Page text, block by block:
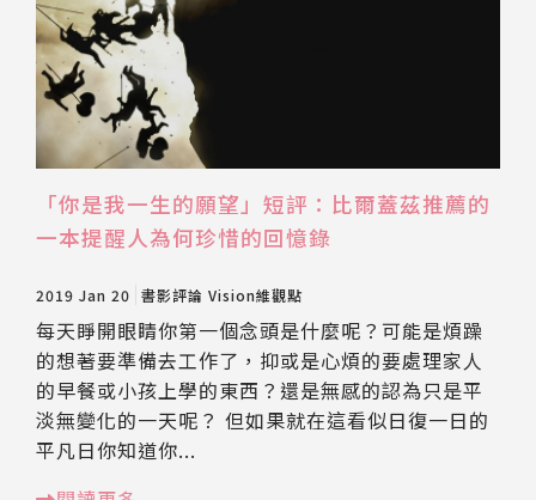
「你是我一生的願望」短評：比爾蓋茲推薦的
一本提醒人為何珍惜的回憶錄
2019 Jan 20 書影評論 Vision維觀點
每天睜開眼睛你第一個念頭是什麼呢？可能是煩躁
的想著要準備去工作了，抑或是心煩的要處理家人
的早餐或小孩上學的東西？還是無感的認為只是平
淡無變化的一天呢？ 但如果就在這看似日復一日的
平凡日你知道你...